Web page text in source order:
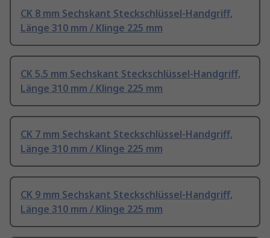
CK 8 mm Sechskant Steckschlüssel-Handgriff,
Länge 310 mm / Klinge 225 mm
CK 5.5 mm Sechskant Steckschlüssel-Handgriff,
Länge 310 mm / Klinge 225 mm
CK 7 mm Sechskant Steckschlüssel-Handgriff,
Länge 310 mm / Klinge 225 mm
CK 9 mm Sechskant Steckschlüssel-Handgriff,
Länge 310 mm / Klinge 225 mm